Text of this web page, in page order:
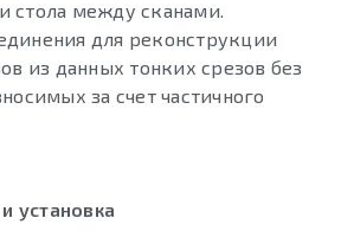
стола между сканами.
для реконструкции
из данных тонких срезов без
за счет частичного
установка